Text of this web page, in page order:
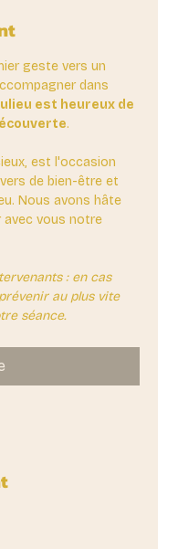
geste vers un
dans
est heureux de
.
est l'occasion
de bien-être et
Nous avons hâte
avec vous notre
: en cas
au plus vite
séance.